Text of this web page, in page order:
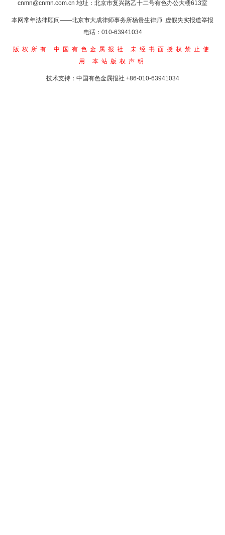
cnmn@cnmn.com.cn 地址：北京市复兴路乙十二号有色办公大楼613室
本网常年法律顾问——北京市大成律师事务所杨贵生律师 虚假失实报道举报
电话：010-63941034
版权所有:中国有色金属报社
未经书面授权禁止使
用 本站版权声明
技术支持：中国有色金属报社 +86-010-63941034